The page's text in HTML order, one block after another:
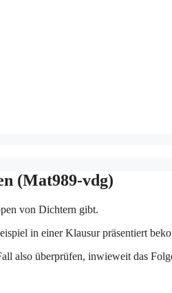
(Mat989-vdg)
von Dichtern gibt.
in einer Klausur präsentiert
also überprüfen, inwieweit das